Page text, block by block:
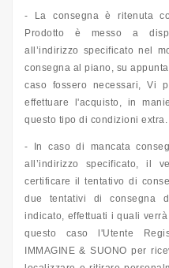
- La consegna è ritenuta
Prodotto è messo a
all’indirizzo specificato nel
consegna al piano, su
caso fossero necessari, Vi
effettuare l'acquisto, in
questo tipo di condizioni extra.
- In caso di mancata
all’indirizzo specificato, il
certificare il tentativo di
due tentativi di consegna
indicato, effettuati i quali
questo caso l'Utente
IMMAGINE & SUONO per